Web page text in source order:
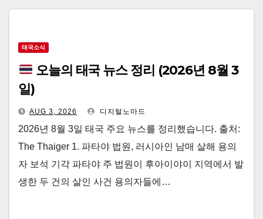
태국소식
오늘의 태국 뉴스 정리 (2026년 8월 3
일)
AUG 3, 2026 디지털노마드
2026년 8월 3일 태국 주요 뉴스를 정리했습니다. 출처:
The Thaiger 1. 파타야 법원, 러시아인 남매 살해 용의
자 보석 기각 파타야 주 법원이 후아이야이 지역에서 발
생한 두 건의 살인 사건 용의자들에…